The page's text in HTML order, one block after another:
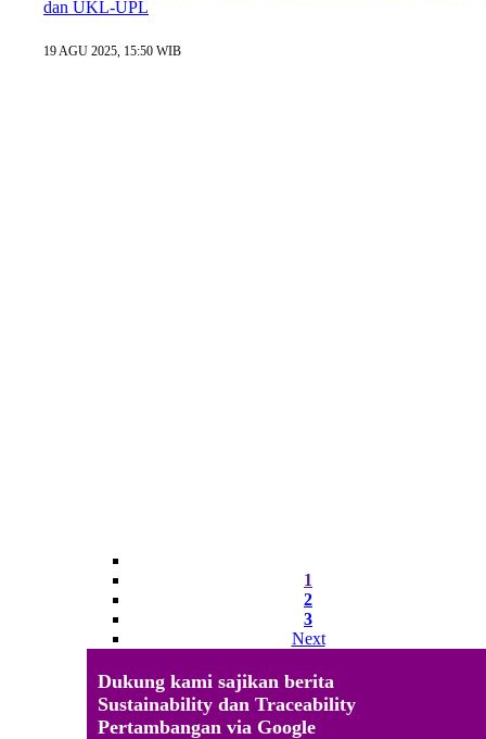
dan UKL-UPL
19 AGU 2025, 15:50 WIB
1
2
3
Next
Dukung kami sajikan berita
Sustainability dan Traceability
Pertambangan via Google